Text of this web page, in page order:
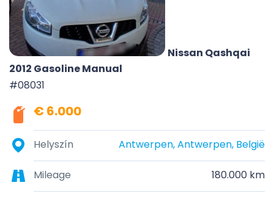
Nissan Qashqai
2012 Gasoline Manual
#08031
€ 6.000
Helyszín Antwerpen, Antwerpen, België
Mileage 180.000 km